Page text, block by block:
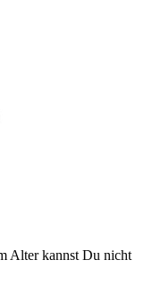
Alter kannst Du nicht